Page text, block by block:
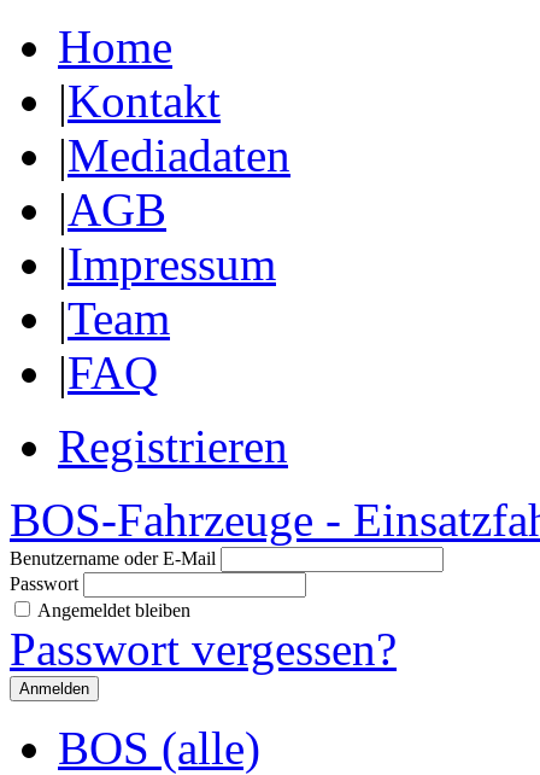
Home
|Kontakt
|Mediadaten
|AGB
|Impressum
|Team
|FAQ
Registrieren
BOS-Fahrzeuge -
Benutzername oder E-Mail
Passwort
Angemeldet bleiben
Passwort vergessen?
BOS (alle)